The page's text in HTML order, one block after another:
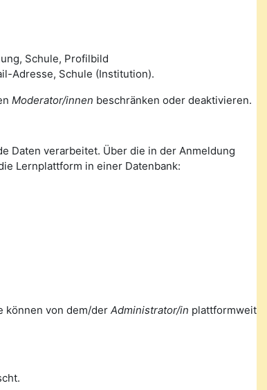
Schule, Profilbild
Adresse, Schule (Institution).
Moderator/innen beschränken oder deaktivieren.
Daten verarbeitet. Über die in der Anmeldung
Lernplattform in einer Datenbank:
können von dem/der Administrator/in plattformweit